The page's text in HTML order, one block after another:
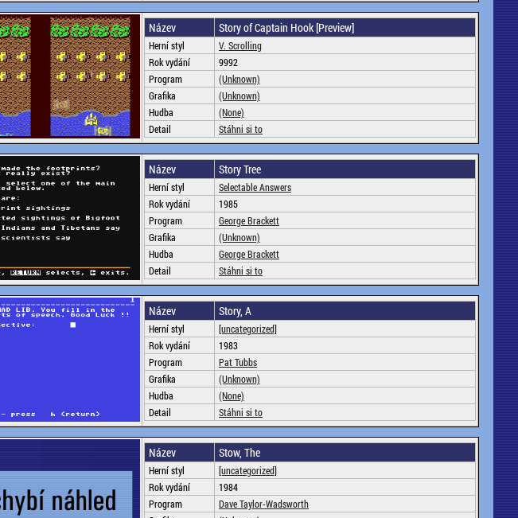
Název Story of Captain Hook [Preview]
Herní styl
V. Scrolling
Rok vydání
9992
Program
(Unknown)
Grafika
(Unknown)
Hudba
(None)
Detail
Stáhni si to
Název Story Tree
Herní styl
Selectable Answers
Rok vydání
1985
Program
George Brackett
Grafika
(Unknown)
Hudba
George Brackett
Detail
Stáhni si to
Název Story, A
Herní styl
[uncategorized]
Rok vydání
1983
Program
Pat Tubbs
Grafika
(Unknown)
Hudba
(None)
Detail
Stáhni si to
Název Stow, The
Herní styl
[uncategorized]
Rok vydání
1984
Program
Dave Taylor-Wadsworth